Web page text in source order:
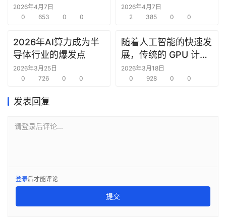
件的需求强劲
2026年4月7日
0
653 0 0
9750亿美元
2026年4月7日
2
385 0 0
2026年AI算力成为半
导体行业的爆发点
2026年3月25日
0
726 0 0
随着人工智能的快速发
展，传统的 GPU 计算
架构正面临挑战
2026年3月18日
0
928 0 0
发表回复
请登录后评论...
登录后才能评论
提交